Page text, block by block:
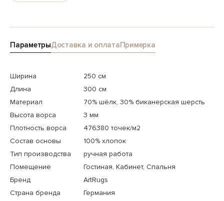
ПараметрыДоставка и оплатаПримерка
Ширина
250 см
Длина
300 см
Материал
70% шёлк, 30% биканерская шерсть
Высота ворса
3 мм
Плотность ворса
476380 точек/м2
Состав основы
100% хлопок
Тип производства
ручная работа
Помещение
Гостиная, Кабинет, Спальня
Бренд
ArtRugs
Страна бренда
Германия